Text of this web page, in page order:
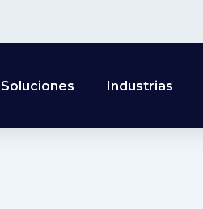
Soluciones Industrias